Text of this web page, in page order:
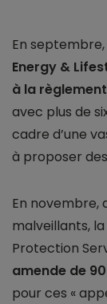
En
Energy &
à la
avec plus de
cadre d’une
à proposer
En novembre,
malveillants,
Protection
amende de
pour ces «